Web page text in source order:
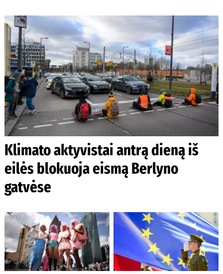
Klimato aktyvistai antrą dieną iš
eilės blokuoja eismą Berlyno
gatvėse